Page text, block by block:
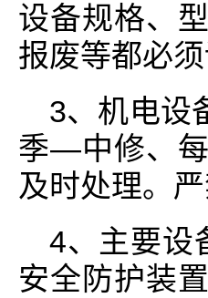
设备规格、
报废等都必须
3、机电设
季―中修、
及时处理。
4、主要设
安全防护装